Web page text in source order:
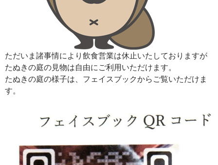
ただいま諸事情により飲食営業は休止いたしておりますが
たぬきの庭の見物は自由にご利用いただけます。
たぬきの庭の様子は、フェイスブックからご覧いただけま
す。